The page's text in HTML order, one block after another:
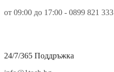
от 09:00 до 17:00 - 0899 821 333
24/7/365 Поддръжка